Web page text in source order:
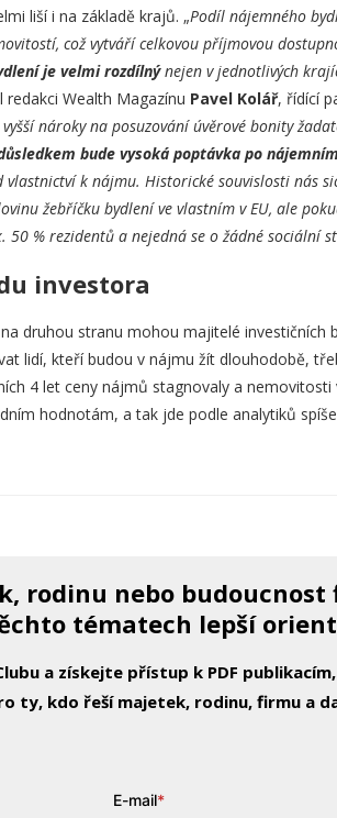
liší i na základě krajů. „Podíl nájemného
což vytváří celkovou příjmovou
je velmi rozdílnýnejen v jednotlivých
redakci Wealth Magazínu Pavel Kolář, řídící
nároky na posuzování úvěrové bonity
bude vysoká poptávka po
k nájmu. Historické souvislosti nás
žebříčku bydlení ve vlastním v EU, ale
50 % rezidentů a nejedná se o žádné sociální
investora
druhou stranu mohou majitelé investičních
lidí, kteří budou v nájmu žít dlouhodobě,
4 let ceny nájmů stagnovaly a
hodnotám, a tak jde podle analytiků
rodinu nebo budoucnost
tématech lepší
a získejte přístup k PDF
ty, kdo řeší majetek, rodinu, firmu a
E-mail*